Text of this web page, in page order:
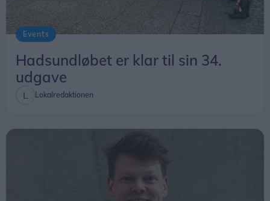
Events
Hadsundløbet er klar til sin 34.
udgave
Lokalredaktionen